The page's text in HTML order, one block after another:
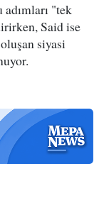
"tek
Said ise
siyasi